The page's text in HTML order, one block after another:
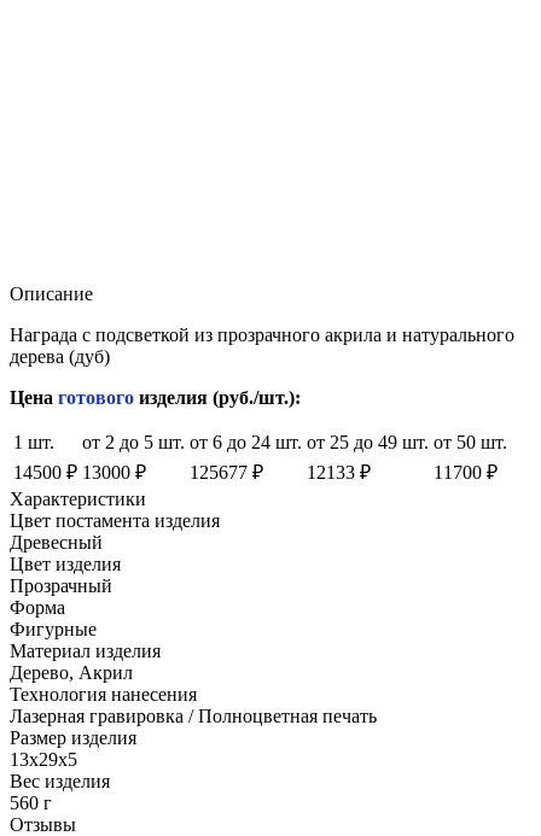
Описание
Награда с подсветкой из прозрачного акрила и натурального
дерева (дуб)
Цена готового изделия (руб./шт.):
1 шт. от 2 до 5 шт. от 6 до 24 шт. от 25 до 49 шт. от 50 шт.
14500 ₽ 13000 ₽ 125677 ₽ 12133 ₽
11700 ₽
Характеристики
Цвет постамента изделия
Древесный
Цвет изделия
Прозрачный
Форма
Фигурные
Материал изделия
Дерево, Акрил
Технология нанесения
Лазерная гравировка / Полноцветная печать
Размер изделия
13x29x5
Вес изделия
560 г
Отзывы